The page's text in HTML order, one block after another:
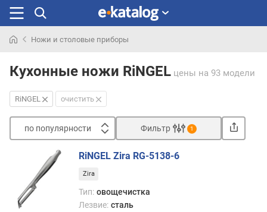
раньше
Ножи и столовые приборы
Кухонные ножи RiNGEL цены на 93 модели
RiNGEL очистить
по популярности
п
о
Фильтр 1
RiNGEL Zira RG-5138-6
Zira
Тип: овощечистка
Лезвие: сталь